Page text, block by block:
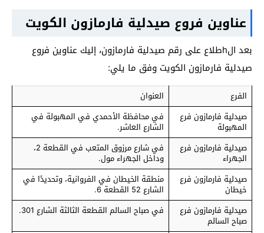
عناوين فروع صيدلية فارمازون الكويت
بعد الhطلاع على رقم صيدلية فارمازون، إليك عناوين فروع
صيدلية فارمازون الكويت وفق ما يلي:
الفرع
العنوان
صيدلية فارمازون فرع
المهبولة
في محافظة الأحمدي في المهبولة في
الشارع العاشر.
صيدلية فارمازون فرع
الجهراء
في شارع مرزوق المتعب في القطعة 2،
وداخل الجهراء مول.
صيدلية فارمازون فرع
خيطان
منطقة الخيطان في الفروانية، وتحديدًا في
الشارع 52 القطعة 6.
صيدلية فارمازون فرع
صباح السالم
في صباح السالم القطعة الثالثة الشارع 301.